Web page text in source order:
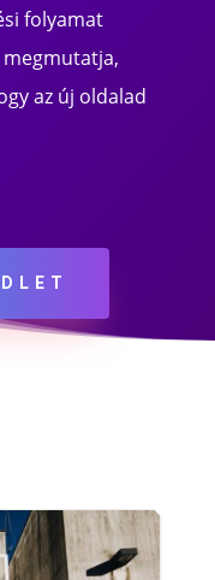
folyamat
az új oldalad